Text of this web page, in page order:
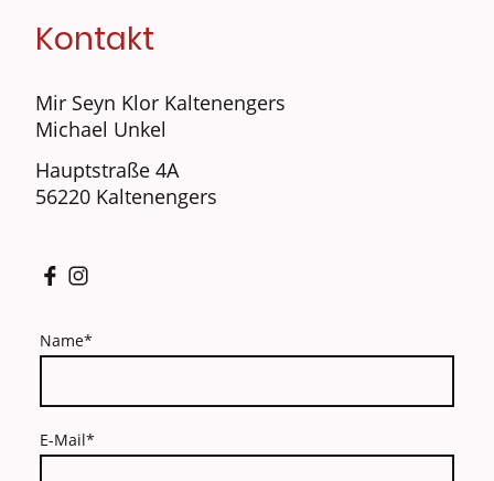
Kontakt
Mir Seyn Klor Kaltenengers
Michael Unkel
Hauptstraße 4A
56220 Kaltenengers
Name*
E-Mail*